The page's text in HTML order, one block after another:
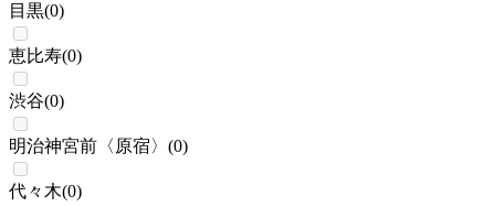
目黒(0)
恵比寿(0)
渋谷(0)
明治神宮前〈原宿〉 (0)
代々木(0)